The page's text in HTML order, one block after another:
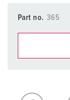
Part no. 365
My list